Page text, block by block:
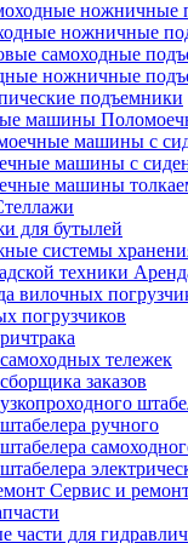
ножничные
самоходные
ножничные
подъемники
машины с
машины
для бутылей
системы
погрузчиков
тележек
заказов
ручного
Сервис и
части для